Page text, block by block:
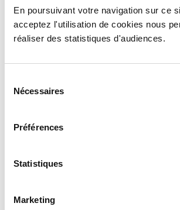
En poursuivant votre navigation sur ce
acceptez l'utilisation de cookies nous
réaliser des statistiques d'audiences.
Nécessaires
Préférences
Statistiques
Marketing
Votre prénom*
Le sujet de votre message